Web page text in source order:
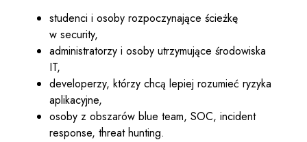
studenci i osoby rozpoczynające ścieżkę
w security,
administratorzy i osoby utrzymujące środowiska
IT,
developerzy, którzy chcą lepiej rozumieć ryzyka
aplikacyjne,
osoby z obszarów blue team, SOC, incident
response, threat hunting.